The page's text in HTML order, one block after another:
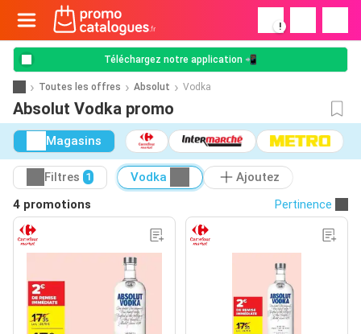
!
Téléchargez notre application 📲
Toutes les offres Absolut Vodka
Absolut Vodka promo
Magasins
Filtres 1 Vodka
Ajoutez
4 promotions
Pertinence